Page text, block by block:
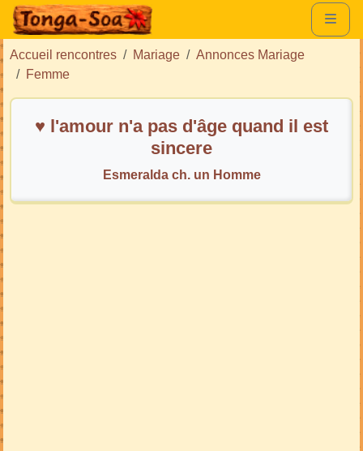
Accueil rencontres Mariage
Annonces Mariage
Femme
♥️ l'amour n'a pas d'âge quand il est
sincere
Esmeralda ch. un Homme